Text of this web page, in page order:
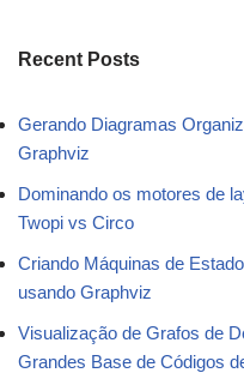
Recent Posts
Gerando Diagramas
Graphviz
Dominando os motores de
Twopi vs Circo
Criando Máquinas de
usando Graphviz
Visualização de Grafos de
Grandes Base de Códigos